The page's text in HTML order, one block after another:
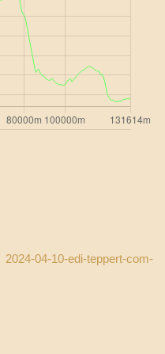
2024-04-10-edi-teppert-com-